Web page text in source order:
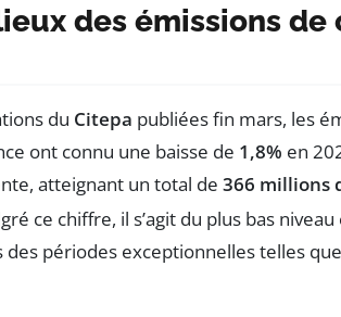
des émissions de
du Citepa publiées fin mars, les
ont connu une baisse de 1,8% en
atteignant un total de 366 millions
ce chiffre, il s’agit du plus bas
des périodes exceptionnelles telles